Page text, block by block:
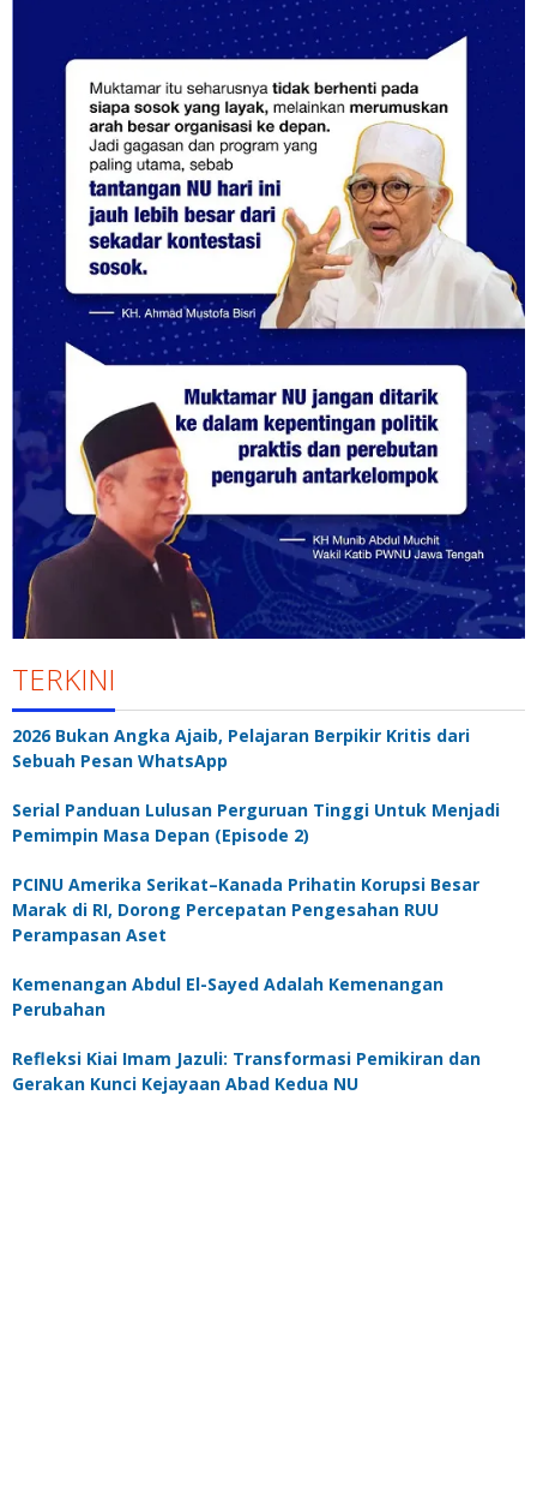
TERKINI
2026 Bukan Angka Ajaib, Pelajaran Berpikir Kritis dari
Sebuah Pesan WhatsApp
Serial Panduan Lulusan Perguruan Tinggi Untuk Menjadi
Pemimpin Masa Depan (Episode 2)
PCINU Amerika Serikat–Kanada Prihatin Korupsi Besar
Marak di RI, Dorong Percepatan Pengesahan RUU
Perampasan Aset
Kemenangan Abdul El-Sayed Adalah Kemenangan
Perubahan
Refleksi Kiai Imam Jazuli: Transformasi Pemikiran dan
Gerakan Kunci Kejayaan Abad Kedua NU